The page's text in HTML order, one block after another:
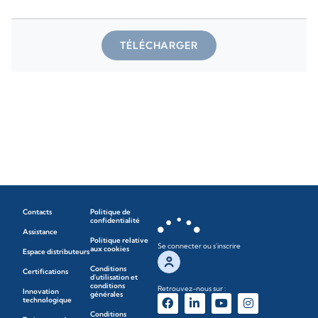
TÉLÉCHARGER
Contacts
Assistance
Espace distributeurs
Certifications
Innovation
technologique
Politique de
confidentialité
Politique relative
aux cookies
Conditions
d'utilisation et
conditions
générales
Conditions
Se connecter ou s'inscrire
Retrouvez-nous sur :